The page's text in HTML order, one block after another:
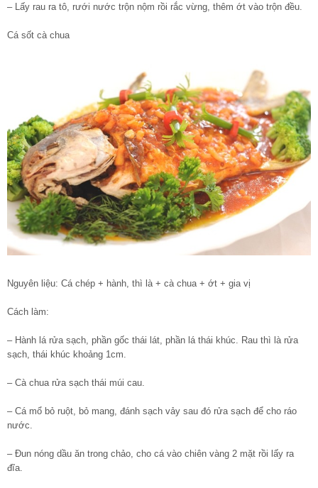
– Lấy rau ra tô, rưới nước trộn nộm rồi rắc vừng, thêm ớt vào trộn đều.
Cá sốt cà chua
Nguyên liệu: Cá chép + hành, thì là + cà chua + ớt + gia vị
Cách làm:
– Hành lá rửa sạch, phần gốc thái lát, phần lá thái khúc. Rau thì là rửa
sạch, thái khúc khoảng 1cm.
– Cà chua rửa sạch thái múi cau.
– Cá mổ bỏ ruột, bỏ mang, đánh sạch vảy sau đó rửa sạch để cho ráo
nước.
– Đun nóng dầu ăn trong chảo, cho cá vào chiên vàng 2 mặt rồi lấy ra
đĩa.